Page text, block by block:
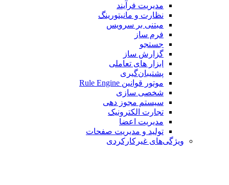
مدیریت فرآیند
نظارت و مانیتورینگ
مبتنی بر سرویس
فرم ساز
جستجو
گزارش ساز
ابزار های تعاملی
پشتیبان‌گیری
موتور قوانین Rule Engine
شخصی سازی
سیستم مجوز دهی
تجارت الکترونیک
مدیریت اعضا
تولید و مدیریت صفحات
ویژگی‌های غیرکارکردی